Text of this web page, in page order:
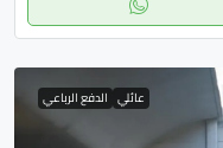
عائلي الدفع الرباعي